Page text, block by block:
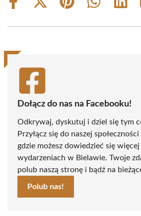
Share
Share
(Twitter)
Share
Share
Share
Dołącz do nas na Facebooku!
Odkrywaj, dyskutuj i dziel się tym
Przyłącz się do naszej
gdzie możesz dowiedzieć się
wydarzeniach w Bielawie. Twoje
polub naszą stronę i bądź na
Polub nas!